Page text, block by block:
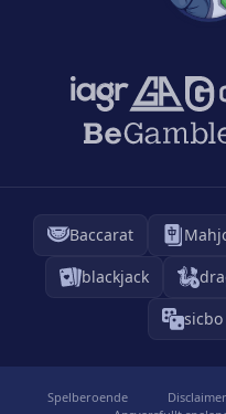
Baccarat
blackjack
sicbo
Spelberoende Disclaimer